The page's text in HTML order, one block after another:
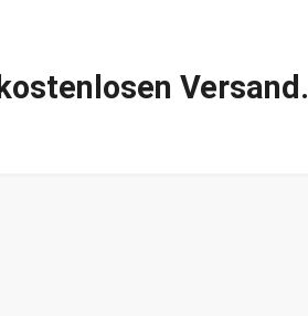
Versand.